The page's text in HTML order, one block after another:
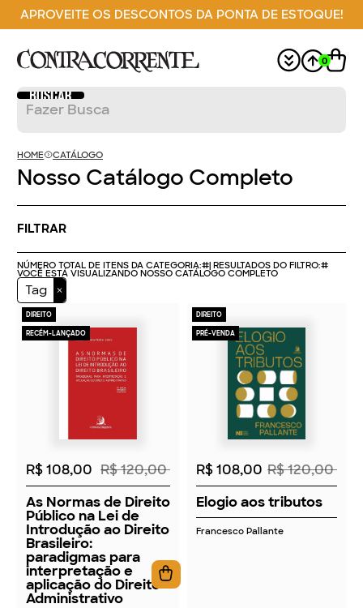
APROVEITE OS DESCONTOS DA PONTA DE ESTOQUE!
0
HOME CATÁLOGO
Nosso Catálogo Completo
FILTRAR
NÚMERO TOTAL DE ITENS DA CATEGORIA:#| RESULTADOS DO FILTRO:#
VOCÊ ESTÁ VISUALIZANDO NOSSO CATÁLOGO COMPLETO
Tag
DIREITO
RECÉM-LANÇADO
2026
R$ 108,00 R$ 120,00
As Normas de Direito
Público na Lei de
Introdução ao Direito
Brasileiro:
paradigmas para
interpretação e
aplicação do Direito
Administrativo
DIREITO
PRÉ-VENDA
2026
R$ 108,00 R$ 120,00
Elogio aos tributos
Francesco Pallante